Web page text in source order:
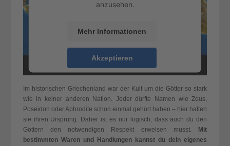
anzusehen.
Mehr Informationen
Akzeptieren
powered byUsercentrics Consent
Management Platform &eRecht24
Im historischen Griechenland war der Kult um die Götter so stark
wie in keiner anderen Nation. Jeder dürfte Namen wie Zeus,
Poseidon oder Aphrodite schon einmal gehört haben – hier hatten
sie ihren Ursprung. Daher ist es nur logisch, dass auch du den
Göttern den notwendigen Respekt erweisen musst.
Mit
bestimmten Waren und Handlungen kannst du dein eigenes